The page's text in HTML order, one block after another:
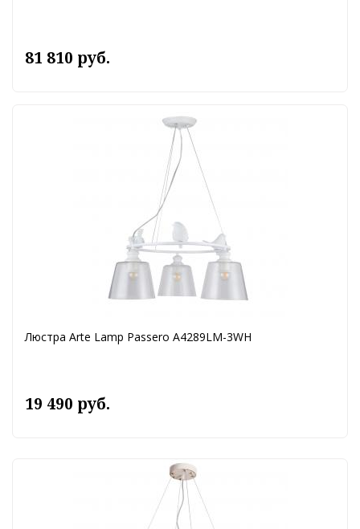
81 810 руб.
Люстра Arte Lamp Passero A4289LM-3WH
19 490 руб.